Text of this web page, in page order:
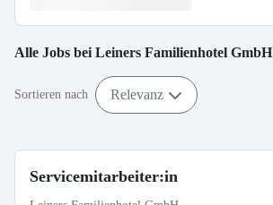
Alle Jobs bei Leiners Familienhotel GmbH
Sortieren nach Relevanz
Servicemitarbeiter:in